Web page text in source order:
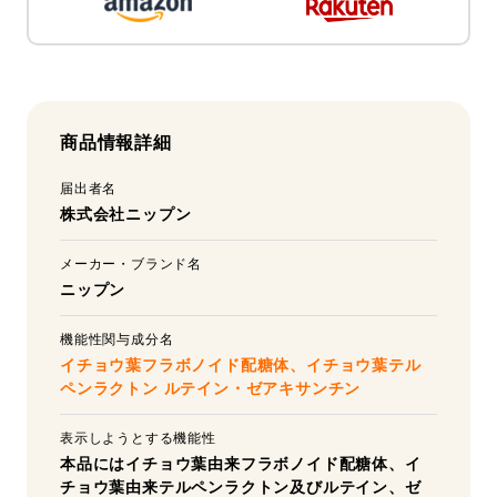
商品情報詳細
届出者名
株式会社ニップン
メーカー・ブランド名
ニップン
機能性関与成分名
イチョウ葉フラボノイド配糖体、イチョウ葉テル
ペンラクトン ルテイン・ゼアキサンチン
表示しようとする機能性
本品にはイチョウ葉由来フラボノイド配糖体、イ
チョウ葉由来テルペンラクトン及びルテイン、ゼ